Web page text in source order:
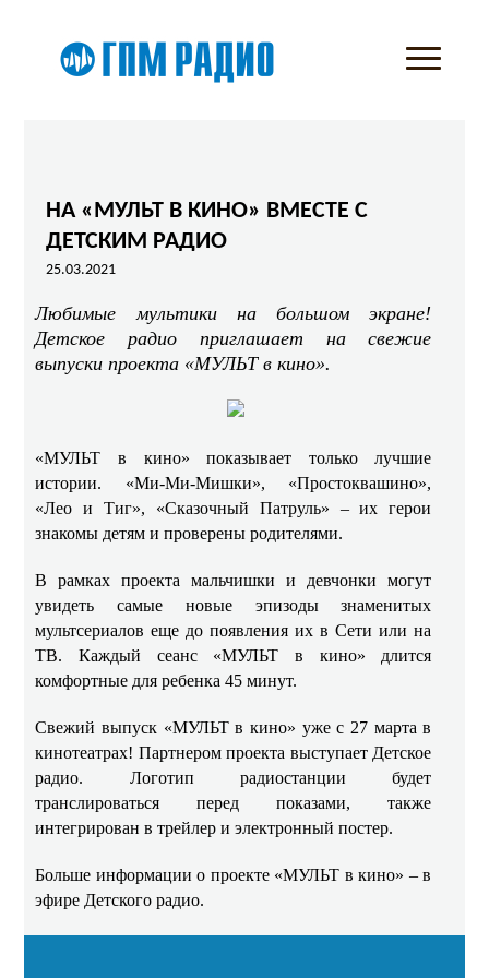
НА «МУЛЬТ В КИНО» ВМЕСТЕ С
ДЕТСКИМ РАДИО
25.03.2021
Любимые мультики на большом экране!
Детское радио приглашает на свежие
выпуски проекта «МУЛЬТ в кино».
«МУЛЬТ в кино» показывает только лучшие
истории. «Ми-Ми-Мишки», «Простоквашино»,
«Лео и Тиг», «Сказочный Патруль» – их герои
знакомы детям и проверены родителями.
В рамках проекта мальчишки и девчонки могут
увидеть самые новые эпизоды знаменитых
мультсериалов еще до появления их в Сети или на
ТВ. Каждый сеанс «МУЛЬТ в кино» длится
комфортные для ребенка 45 минут.
Свежий выпуск «МУЛЬТ в кино» уже с 27 марта в
кинотеатрах! Партнером проекта выступает Детское
радио. Логотип радиостанции будет
транслироваться перед показами, также
интегрирован в трейлер и электронный постер.
Больше информации о проекте «МУЛЬТ в кино» – в
эфире Детского радио.